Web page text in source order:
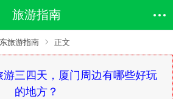
旅游指南
旅游指南 正文
三四天，厦门周边有哪些好玩
的地方？